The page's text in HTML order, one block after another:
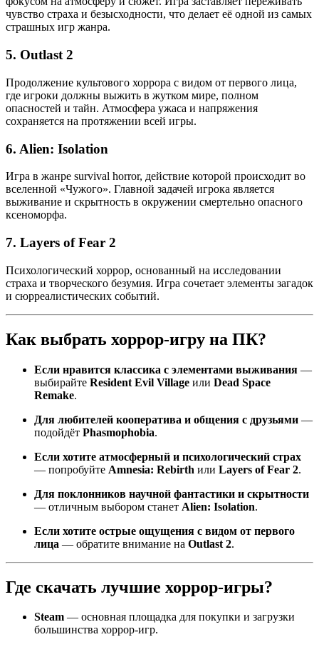
чувство страха и безысходности, что делает её одной из самых
страшных игр жанра.
5. Outlast 2
Продолжение культового хоррора с видом от первого лица,
где игроки должны выжить в жутком мире, полном
опасностей и тайн. Атмосфера ужаса и напряжения
сохраняется на протяжении всей игры.
6. Alien: Isolation
Игра в жанре survival horror, действие которой происходит во
вселенной «Чужого». Главной задачей игрока является
выживание и скрытность в окружении смертельно опасного
ксеноморфа.
7. Layers of Fear 2
Психологический хоррор, основанный на исследовании
страха и творческого безумия. Игра сочетает элементы загадок
и сюрреалистических событий.
Как выбрать хоррор-игру на ПК?
Если нравится классика с элементами выживания —
выбирайте Resident Evil Village или Dead Space
Remake.
Для любителей кооператива и общения с друзьями —
подойдёт Phasmophobia.
Если хотите атмосферный и психологический страх
— попробуйте Amnesia: Rebirth или Layers of Fear 2.
Для поклонников научной фантастики и скрытности
— отличным выбором станет Alien: Isolation.
Если хотите острые ощущения с видом от первого
лица — обратите внимание на Outlast 2.
Где скачать лучшие хоррор-игры?
Steam — основная площадка для покупки и загрузки
большинства хоррор-игр.